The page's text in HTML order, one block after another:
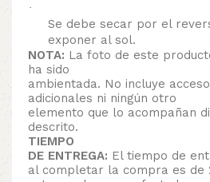
·
Se debe secar por el
exponer al sol.
NOTA: La foto de este
ha sido
ambientada. No incluye
adicionales ni ningún otro
elemento que lo acompañan
descrito.
TIEMPO
DE ENTREGA: El tiempo de
al completar la compra es de